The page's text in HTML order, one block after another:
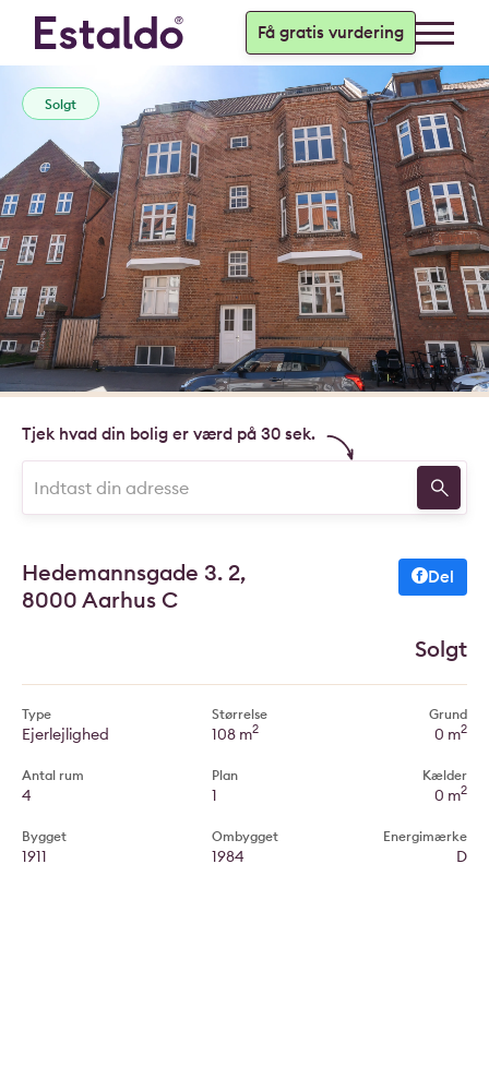
Få gratis vurdering
Solgt
Tjek hvad din bolig er værd på 30 sek.
Hedemannsgade 3. 2,
8000 Aarhus C
Del
Solgt
Type
Ejerlejlighed
Antal rum
4
Bygget
1911
Størrelse
108 m2
Plan
1
Ombygget
1984
Grund
0 m2
Kælder
0 m2
Energimærke
D